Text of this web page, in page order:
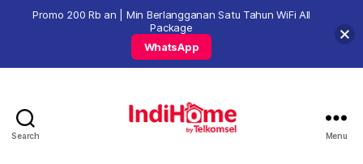
Search Menu
Promo 200 Rb an | Min Berlangganan Satu Tahun WiFi All
Package
WhatsApp